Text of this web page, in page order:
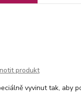
produkt
vyvinut tak, aby